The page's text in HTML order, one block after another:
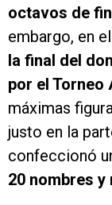
octavos de
embargo, en
la final del
por el Torneo
máximas
justo en la
confeccionó
20 nombres y